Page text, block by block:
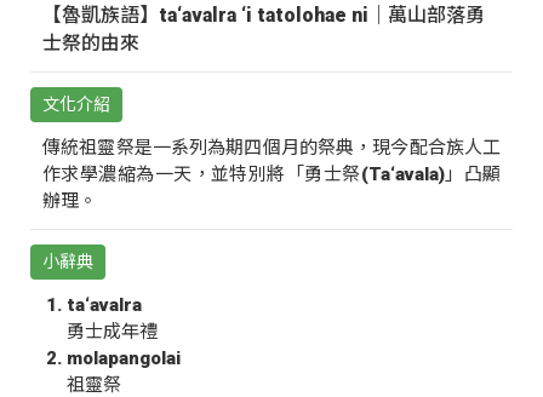
【魯凱族語】ta‘avalra ‘i tatolohae ni｜萬山部落勇
士祭的由來
文化介紹
傳統祖靈祭是一系列為期四個月的祭典，現今配合族人工
作求學濃縮為一天，並特別將「勇士祭(Ta‘avala)」凸顯
辦理。
小辭典
ta‘avalra
勇士成年禮
molapangolai
祖靈祭